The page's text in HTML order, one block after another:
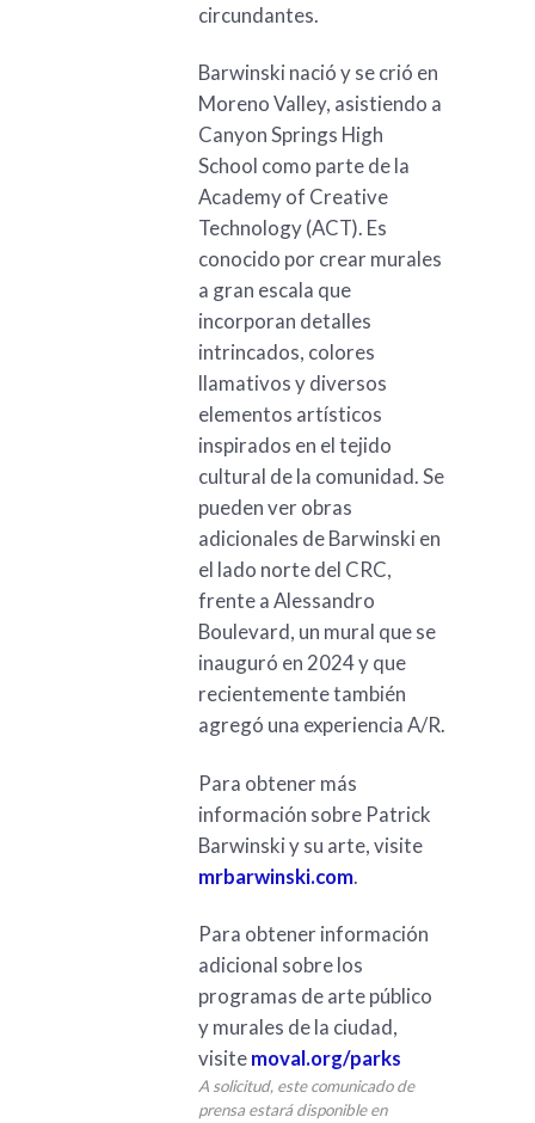
circundantes.
Barwinski nació y se crió en
Moreno Valley, asistiendo a
Canyon Springs High
School como parte de la
Academy of Creative
Technology (ACT). Es
conocido por crear murales
a gran escala que
incorporan detalles
intrincados, colores
llamativos y diversos
elementos artísticos
inspirados en el tejido
cultural de la comunidad. Se
pueden ver obras
adicionales de Barwinski en
el lado norte del CRC,
frente a Alessandro
Boulevard, un mural que se
inauguró en 2024 y que
recientemente también
agregó una experiencia A/R.
Para obtener más
información sobre Patrick
Barwinski y su arte, visite
mrbarwinski.com.
Para obtener información
adicional sobre los
programas de arte público
y murales de la ciudad,
visitemoval.org/parks
A solicitud, este comunicado de
prensa estará disponible en